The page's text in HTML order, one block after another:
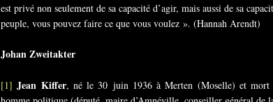
est privé non seulement de sa capacité d’agir, mais aussi de sa
peuple, vous pouvez faire ce que vous voulez ». (Hannah Arendt)
Johan Zweitakter
[1] Jean Kiffer, né le 30 juin 1936 à Merten (Moselle) et